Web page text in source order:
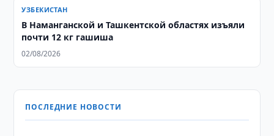
УЗБЕКИСТАН
В Наманганской и Ташкентской областях изъяли
почти 12 кг гашиша
02/08/2026
ПОСЛЕДНИЕ НОВОСТИ